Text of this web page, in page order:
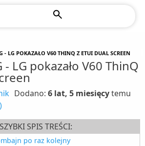
- LG POKAZAŁO V60 THINQ Z ETUI DUAL SCREEN
LG pokazało V60 ThinQ
Dodano: 6 lat, 5 miesięcytemu
)
SZYBKI SPIS TREŚCI:
po raz kolejny